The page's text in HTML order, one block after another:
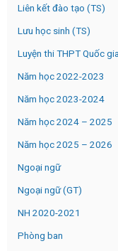
Liên kết đào tạo (TS)
Lưu học sinh (TS)
Luyện thi THPT Quốc
Năm học 2022-2023
Năm học 2023-2024
Năm học 2024 – 2025
Năm học 2025 – 2026
Ngoại ngữ
Ngoại ngữ (GT)
NH 2020-2021
Phòng ban